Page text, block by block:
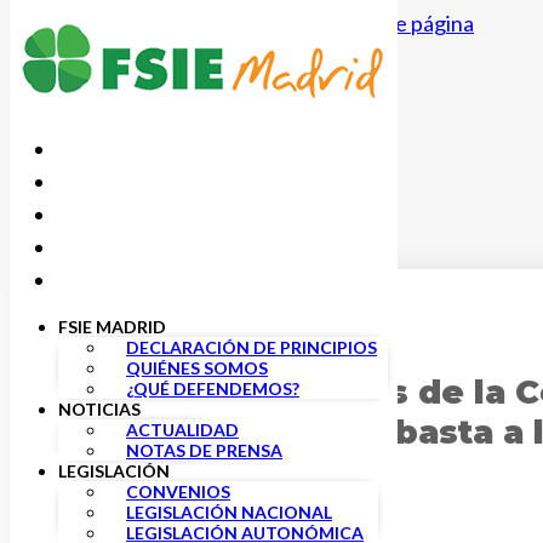
Saltar al contenido principal Saltar al pie de página
FSIE MADRID
DECLARACIÓN DE PRINCIPIOS
QUIÉNES SOMOS
¿QUÉ DEFENDEMOS?
NOTICIAS
ACTUALIDAD
NOTAS DE PRENSA
LEGISLACIÓN
CONVENIOS
LEGISLACIÓN NACIONAL
LEGISLACIÓN AUTONÓMICA
28 NOVIEMBRE, 2023
Los profesionales de la
Andalucía, dicen basta